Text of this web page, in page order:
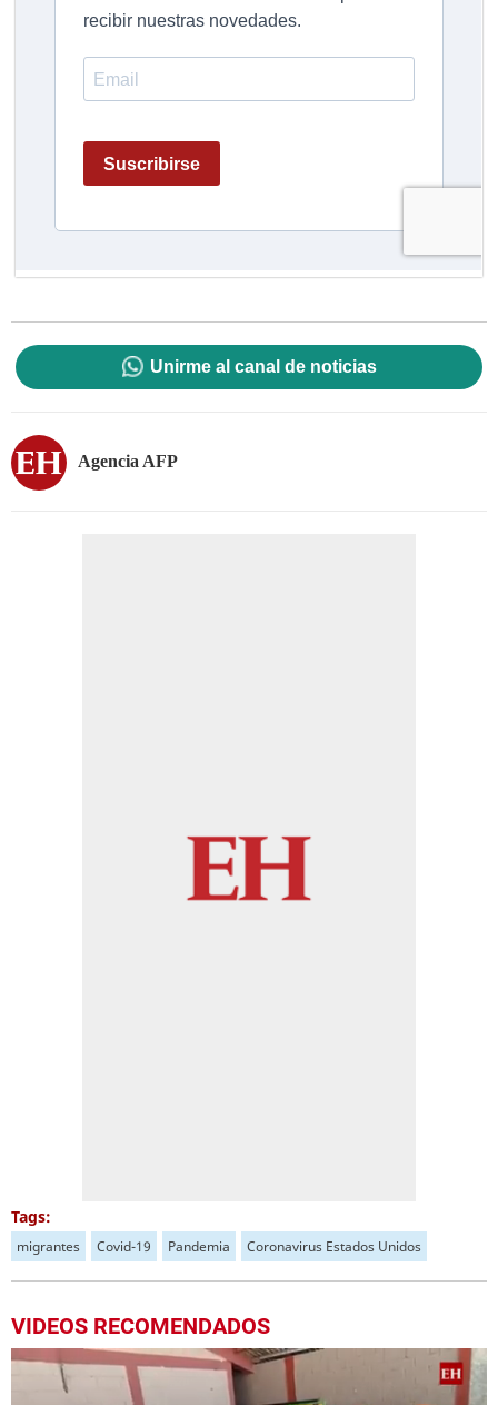
Unirme al canal de noticias
Agencia AFP
Tags:
migrantes Covid-19 Pandemia Coronavirus Estados Unidos
VIDEOS RECOMENDADOS